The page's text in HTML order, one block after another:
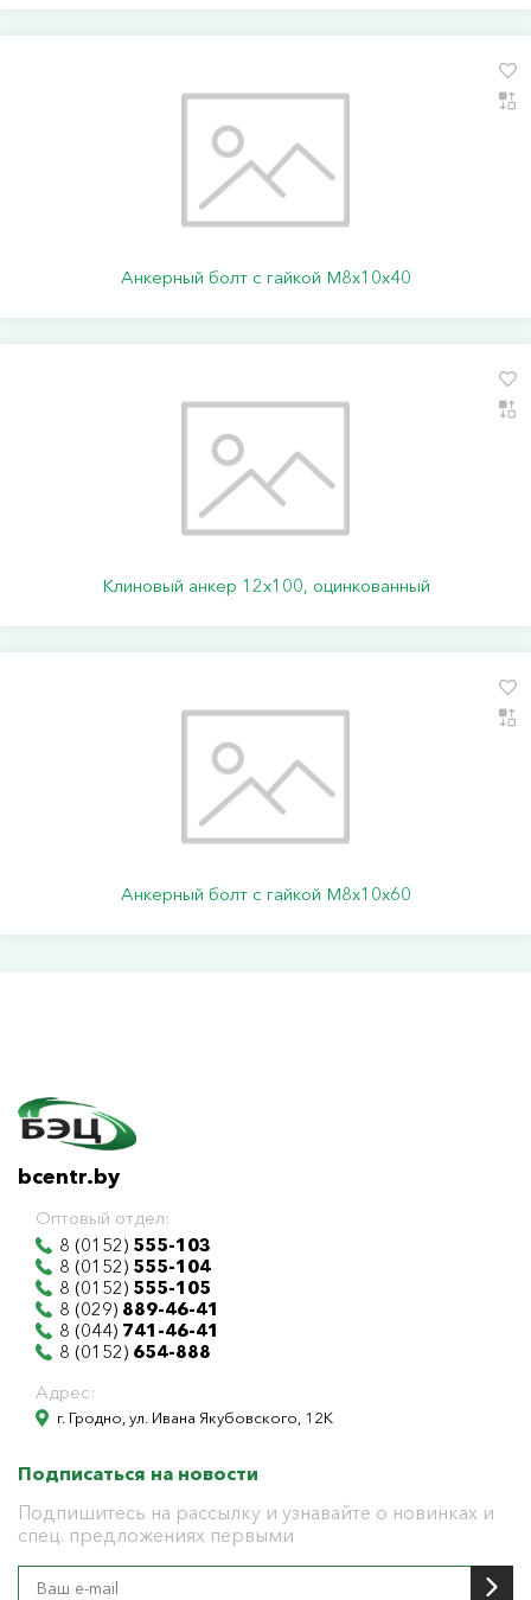
Анкерный болт с гайкой М8х10х40
Клиновый анкер 12х100, оцинкованный
Анкерный болт с гайкой М8х10х60
bcentr.by
Оптовый отдел:
8 (0152) 555-103
8 (0152) 555-104
8 (0152) 555-105
8 (029) 889-46-41
8 (044) 741-46-41
8 (0152) 654-888
Адрес:
г. Гродно, ул. Ивана Якубовского, 12К
Подписаться на новости
Подпишитесь на рассылку и узнавайте о новинках и
спец. предложениях первыми